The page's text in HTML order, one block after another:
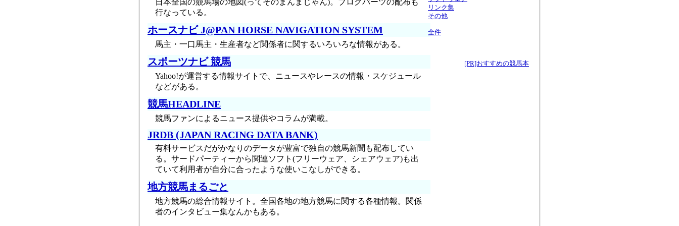
リンク集
その他
全件
[PR]おすすめの競馬本
日本全国の競馬場の地図(ってそのまんまじゃん)。ブログパーツの配布も
行なっている。
ホースナビ J@PAN HORSE NAVIGATION SYSTEM
馬主・一口馬主・生産者など関係者に関するいろいろな情報がある。
スポーツナビ 競馬
Yahoo!が運営する情報サイトで、ニュースやレースの情報・スケジュール
などがある。
競馬HEADLINE
競馬ファンによるニュース提供やコラムが満載。
JRDB (JAPAN RACING DATA BANK)
有料サービスだがかなりのデータが豊富で独自の競馬新聞も配布してい
る。サードパーティーから関連ソフト(フリーウェア、シェアウェア)も出
ていて利用者が自分に合ったような使いこなしができる。
地方競馬まるごと
地方競馬の総合情報サイト。全国各地の地方競馬に関する各種情報。関係
者のインタビュー集なんかもある。